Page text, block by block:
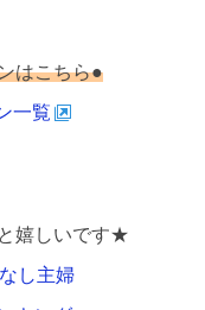
はこちら●
一覧
嬉しいです★
し主婦